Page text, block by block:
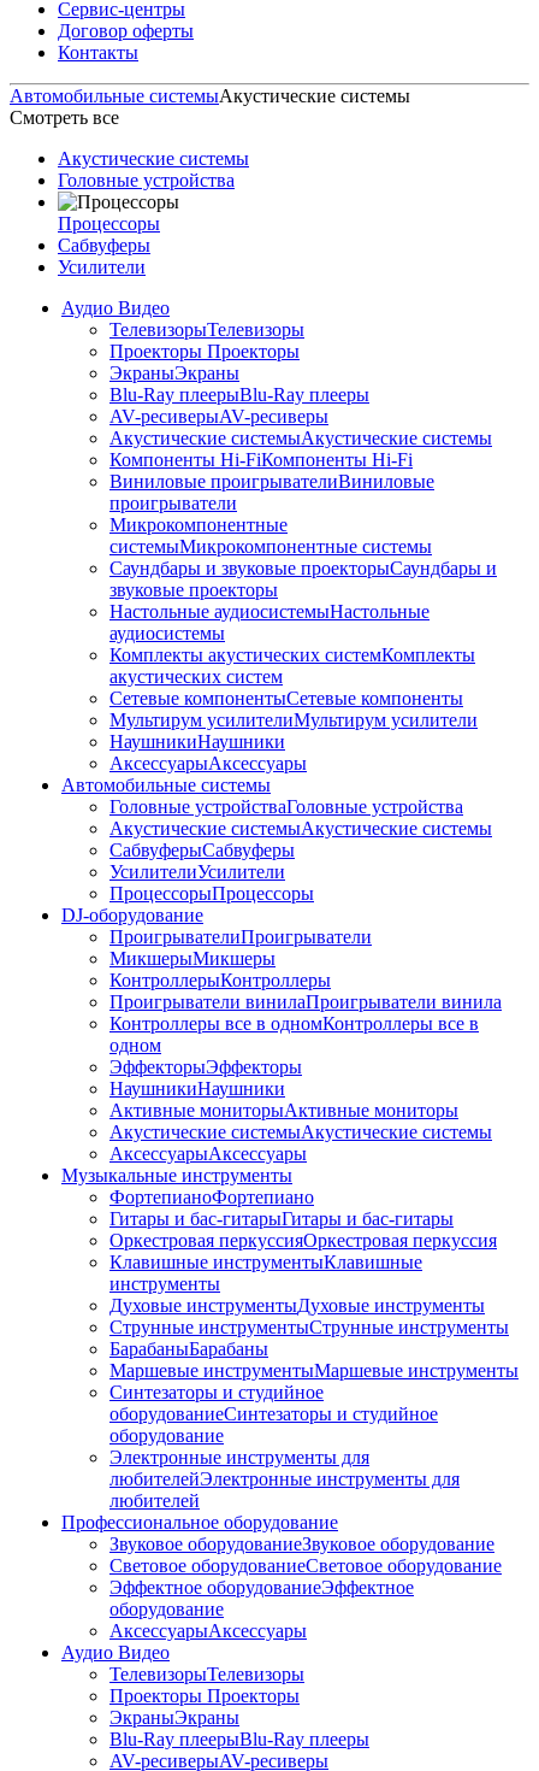
Сервис-центры
Договор оферты
Контакты
Автомобильные системыАкустические системы
Смотреть все
Акустические системы
Головные устройства
Процессоры
Сабвуферы
Усилители
Аудио Видео
ТелевизорыТелевизоры
Проекторы Проекторы
ЭкраныЭкраны
Blu-Ray плеерыBlu-Ray плееры
AV-ресиверыAV-ресиверы
Акустические системыАкустические системы
Компоненты Hi-FiКомпоненты Hi-Fi
Виниловые проигрывателиВиниловые
проигрыватели
Микрокомпонентные
системыМикрокомпонентные системы
Саундбары и звуковые проекторыСаундбары и
звуковые проекторы
Настольные аудиосистемыНастольные
аудиосистемы
Комплекты акустических системКомплекты
акустических систем
Сетевые компонентыСетевые компоненты
Мультирум усилителиМультирум усилители
НаушникиНаушники
АксессуарыАксессуары
Автомобильные системы
Головные устройстваГоловные устройства
Акустические системыАкустические системы
СабвуферыСабвуферы
УсилителиУсилители
ПроцессорыПроцессоры
DJ-оборудование
ПроигрывателиПроигрыватели
МикшерыМикшеры
КонтроллерыКонтроллеры
Проигрыватели винилаПроигрыватели винила
Контроллеры все в одномКонтроллеры все в
одном
ЭффекторыЭффекторы
НаушникиНаушники
Активные мониторыАктивные мониторы
Акустические системыАкустические системы
АксессуарыАксессуары
Музыкальные инструменты
ФортепианоФортепиано
Гитары и бас-гитарыГитары и бас-гитары
Оркестровая перкуссияОркестровая перкуссия
Клавишные инструментыКлавишные
инструменты
Духовые инструментыДуховые инструменты
Струнные инструментыСтрунные инструменты
БарабаныБарабаны
Маршевые инструментыМаршевые инструменты
Синтезаторы и студийное
оборудованиеСинтезаторы и студийное
оборудование
Электронные инструменты для
любителейЭлектронные инструменты для
любителей
Профессиональное оборудование
Звуковое оборудованиеЗвуковое оборудование
Световое оборудованиеСветовое оборудование
Эффектное оборудованиеЭффектное
оборудование
АксессуарыАксессуары
Аудио Видео
ТелевизорыТелевизоры
Проекторы Проекторы
ЭкраныЭкраны
Blu-Ray плеерыBlu-Ray плееры
AV-ресиверыAV-ресиверы